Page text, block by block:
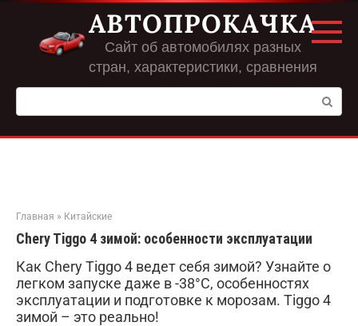
Перейти
контенту
АВТОПРОКАЧКА
Сайт об автомобилях разных
стран, характеристики, сравнения
Поиск:
Главная » Китайские
Chery Tiggo 4 зимой: особенности эксплуатации
Как Chery Tiggo 4 ведет себя зимой? Узнайте о
легком запуске даже в -38°C, особенностях
эксплуатации и подготовке к морозам. Tiggo 4
зимой – это реально!